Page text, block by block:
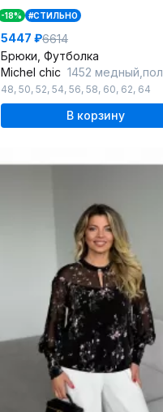
-18% #СТИЛЬНО
5447 ₽6614
Брюки, Футболка
Michel chic 1452
48, 50, 52, 54, 56, 58, 60, 62, 64
В корзину